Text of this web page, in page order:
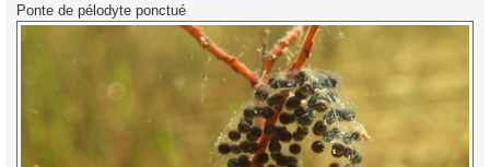
Ponte de pélodyte ponctué